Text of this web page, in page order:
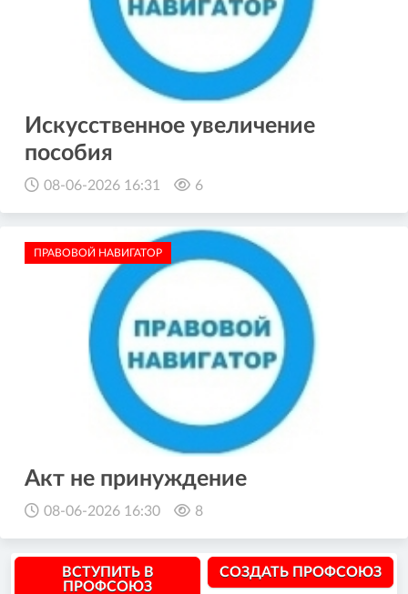
Искусственное увеличение
пособия
08-06-2026 16:31 6
ПРАВОВОЙ НАВИГАТОР
Акт не принуждение
08-06-2026 16:30 8
ВСТУПИТЬ В
ПРОФСОЮЗ
СОЗДАТЬ ПРОФСОЮЗ